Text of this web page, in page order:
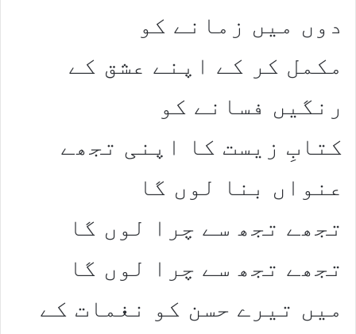
دوں میں زمانے کو
مکمل کر کے اپنے عشق کے
رنگیں فسانے کو
کتابِ زیست کا اپنی تجھے
عنواں بنا لوں گا
تجھے تجھ سے چرا لوں گا
تجھے تجھ سے چرا لوں گا
میں تیرے حسن کو نغمات کے